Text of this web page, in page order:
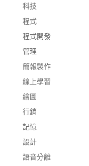
科技
程式
程式開發
管理
簡報製作
線上學習
繪圖
行銷
記憶
設計
語音分離